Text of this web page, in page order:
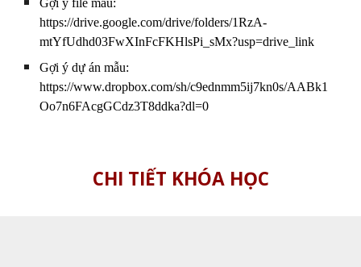
Gợi ý file mẫu:
https://drive.google.com/drive/folders/1RzA-
mtYfUdhd03FwXInFcFKHlsPi_sMx?usp=drive_link
Gợi ý dự án mẫu:
https://www.dropbox.com/sh/c9ednmm5ij7kn0s/AABk1
Oo7n6FAcgGCdz3T8ddka?dl=0
CHI TIẾT KHÓA HỌC